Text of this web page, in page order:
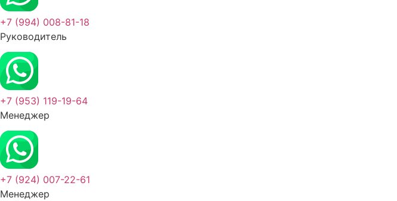
+7 (994) 008-81-18
Руководитель
+7 (953) 119-19-64
Менеджер
+7 (924) 007-22-61
Менеджер